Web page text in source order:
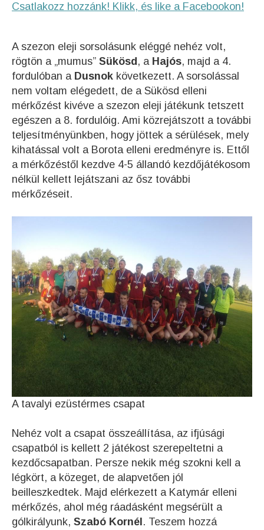
Csatlakozz hozzánk! Klikk, és like a Facebookon!
A szezon eleji sorsolásunk eléggé nehéz volt,
rögtön a „mumus” Sükösd , a Hajós, majd a 4.
fordulóban a Dusnok következett. A sorsolással
nem voltam elégedett, de a Sükösd elleni
mérkőzést kivéve a szezon eleji játékunk tetszett
egészen a 8. fordulóig. Ami közrejátszott a további
teljesítményünkben, hogy jöttek a sérülések, mely
kihatással volt a Borota elleni eredményre is. Ettől
a mérkőzéstől kezdve 4-5 állandó kezdőjátékosom
nélkül kellett lejátszani az ősz további
mérkőzéseit.
A tavalyi ezüstérmes csapat
Nehéz volt a csapat összeállítása, az ifjúsági
csapatból is kellett 2 játékost szerepeltetni a
kezdőcsapatban. Persze nekik még szokni kell a
légkört, a közeget, de alapvetően jól
beilleszkedtek. Majd elérkezett a Katymár elleni
mérkőzés, ahol még ráadásként megsérült a
gólkirályunk, Szabó Kornél . Teszem hozzá